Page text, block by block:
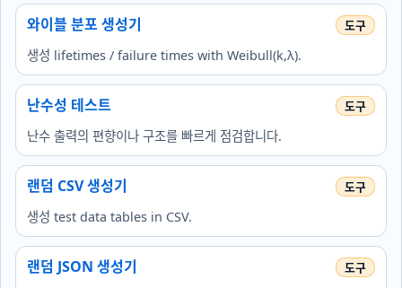
와이블 분포 생성기
생성 lifetimes / failure times with Weibull(k,λ).
난수성 테스트
난수 출력의 편향이나 구조를 빠르게 점검합니다.
랜덤 CSV 생성기
생성 test data tables in CSV.
랜덤 JSON 생성기